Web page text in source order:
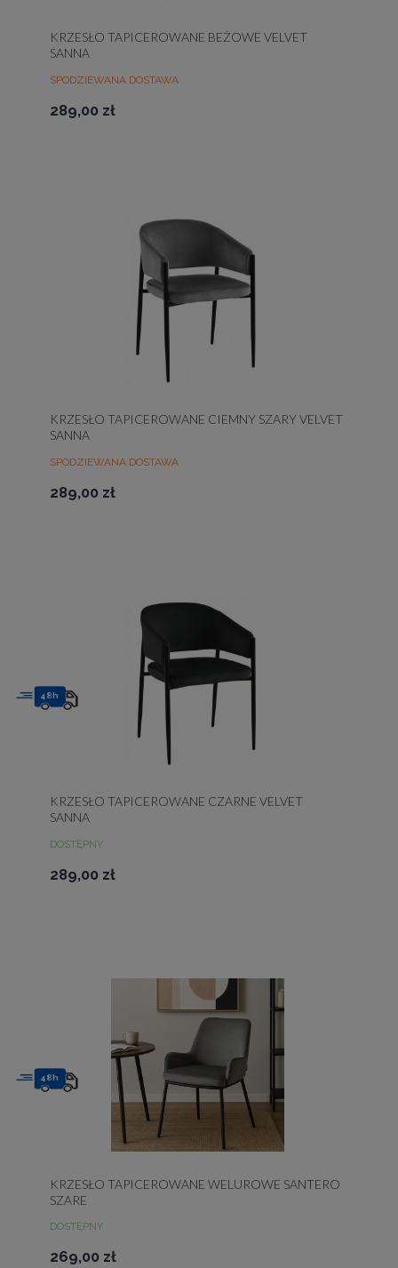
KRZESŁO TAPICEROWANE BEŻOWE VELVET
SANNA
SPODZIEWANA DOSTAWA
289,00 zł
KRZESŁO TAPICEROWANE CIEMNY SZARY VELVET
SANNA
SPODZIEWANA DOSTAWA
289,00 zł
KRZESŁO TAPICEROWANE CZARNE VELVET
SANNA
DOSTĘPNY
289,00 zł
48h
KRZESŁO TAPICEROWANE WELUROWE SANTERO
SZARE
DOSTĘPNY
269,00 zł
48h